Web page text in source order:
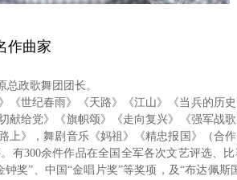
作曲家
政歌舞团团长。
《世纪春雨》《天路》《江山》《当兵的历
给党》《旗帜颂》《走向复兴》《强军战歌
》，舞剧音乐《妈祖》《精忠报国》（合作
有300余件作品在全国全军各次文艺评选、
奖”、中国“金唱片奖”等奖项，及“布达佩斯